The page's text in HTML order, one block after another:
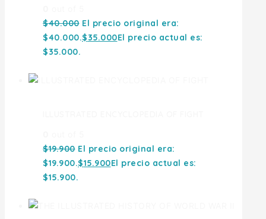
$40.000 El precio original era:
$40.000.$35.000El precio actual es:
$35.000.
$19.900 El precio original era:
$19.900.$15.900El precio actual es:
$15.900.